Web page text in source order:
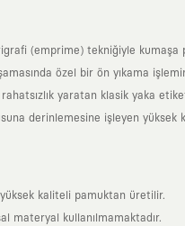
(emprime) tekniğiyle
özel bir ön yıkama
rahatsızlık yaratan klasik yaka
derinlemesine işleyen
kaliteli pamuktan üretilir.
materyal kullanılmamaktadır.